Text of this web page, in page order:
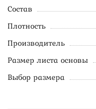
Состав
Плотность
Производитель
Размер листа основы
Выбор размера